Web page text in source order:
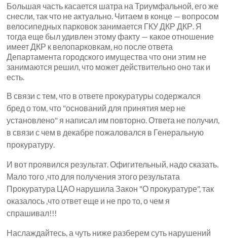
Большая часть касается шатра на Триумфальной, его же
снесли, так что не актуально. Читаем в конце — вопросом
велосипедных парковок занимается ГКУ ДКР ДКР. Я
тогда еще был удивлен этому факту — какое отношение
имеет ДКР к велопарковкам, но после ответа
Департамента городского имущества что они этим не
занимаются решил, что может действительно оно так и
есть.
В связи с тем, что в ответе прокуратуры содержался
бред о том, что "оснований для принятия мер не
установлено" я написал им повторно. Ответа не получил,
в связи с чем в декабре пожаловался в Генеральную
прокуратуру.
И вот проявился результат. Офигительный, надо сказать.
Мало того ,что для получения этого результата
Прокуратура ЦАО нарушила Закон "О прокуратуре", так
оказалось ,что ответ еще и не про то, о чем я
спрашивал!!!
Наслаждайтесь, а чуть ниже разберем суть нарушений